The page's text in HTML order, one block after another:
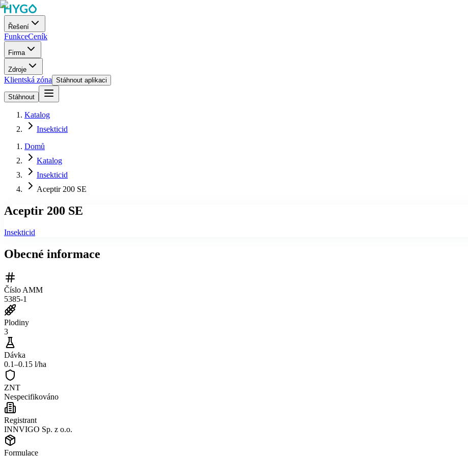
Řešení
FunkceCeník
Firma
Zdroje
Klientská zóna Stáhnout aplikaci
Stáhnout
Katalog
Insekticid
Domů
Katalog
Insekticid
Aceptir 200 SE
Aceptir 200 SE
Insekticid
Obecné informace
Číslo AMM
5385-1
Plodiny
3
Dávka
0.1–0.15 l/ha
ZNT
Nespecifikováno
Registrant
INNVIGO Sp. z o.o.
Formulace